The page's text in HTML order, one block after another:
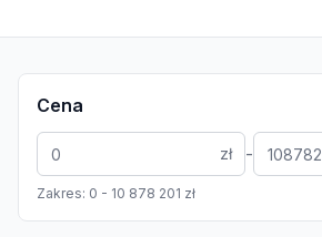
Cena
zł -
Zakres: 0 - 10 878 201 zł